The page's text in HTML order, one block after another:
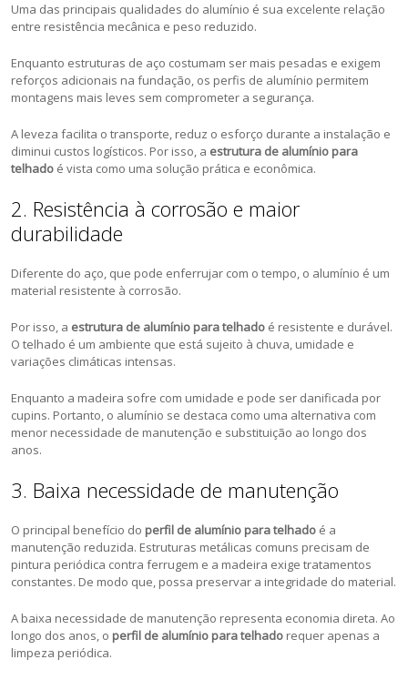
Uma das principais qualidades do alumínio é sua excelente relação
entre resistência mecânica e peso reduzido.
Enquanto estruturas de aço costumam ser mais pesadas e exigem
reforços adicionais na fundação, os perfis de alumínio permitem
montagens mais leves sem comprometer a segurança.
A leveza facilita o transporte, reduz o esforço durante a instalação e
diminui custos logísticos. Por isso, a estrutura de alumínio para
telhado é vista como uma solução prática e econômica.
2. Resistência à corrosão e maior
durabilidade
Diferente do aço, que pode enferrujar com o tempo, o alumínio é um
material resistente à corrosão.
Por isso, a estrutura de alumínio para telhado é resistente e durável.
O telhado é um ambiente que está sujeito à chuva, umidade e
variações climáticas intensas.
Enquanto a madeira sofre com umidade e pode ser danificada por
cupins. Portanto, o alumínio se destaca como uma alternativa com
menor necessidade de manutenção e substituição ao longo dos
anos.
3. Baixa necessidade de manutenção
O principal benefício do perfil de alumínio para telhado é a
manutenção reduzida. Estruturas metálicas comuns precisam de
pintura periódica contra ferrugem e a madeira exige tratamentos
constantes. De modo que, possa preservar a integridade do material.
A baixa necessidade de manutenção representa economia direta. Ao
longo dos anos, o perfil de alumínio para telhado requer apenas a
limpeza periódica.